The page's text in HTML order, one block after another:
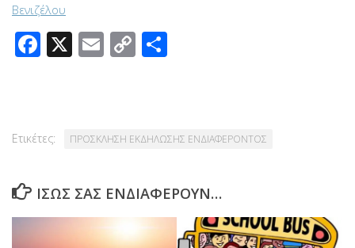
Βενιζέλου
Facebook
X Email
Copy
Ετικέτες: ΠΡΟΣΚΛΗΣΗ ΕΚΔΗΛΩΣΗΣ ΕΝΔΙΑΦΕΡΟΝΤΟΣ
ΊΣΩΣ ΣΑΣ ΕΝΔΙΑΦΈΡΟΥΝ…